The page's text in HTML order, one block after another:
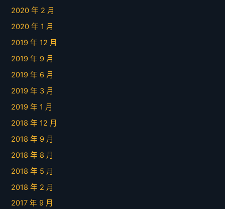
2020 年 2 月
2020 年 1 月
2019 年 12 月
2019 年 9 月
2019 年 6 月
2019 年 3 月
2019 年 1 月
2018 年 12 月
2018 年 9 月
2018 年 8 月
2018 年 5 月
2018 年 2 月
2017 年 9 月